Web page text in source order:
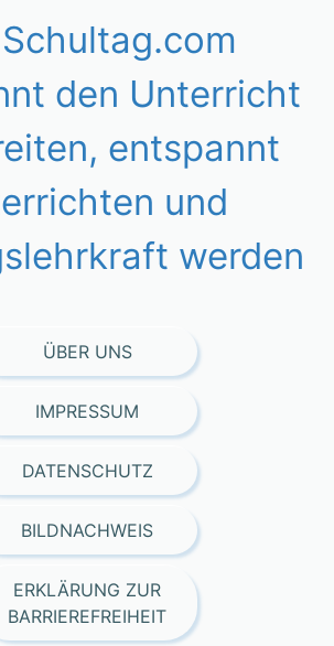
den Unterricht
entspannt
und
werden
ÜBER UNS
IMPRESSUM
DATENSCHUTZ
BILDNACHWEIS
ERKLÄRUNG ZUR
BARRIEREFREIHEIT